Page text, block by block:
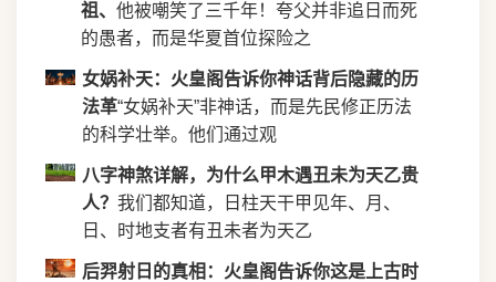
祖、 他被嘲笑了三千年！夸父并非追日而死
的愚者，而是华夏首位探险之
女娲补天：火皇阁告诉你神话背后隐藏的历
法革“女娲补天”非神话，而是先民修正历法
的科学壮举。他们通过观
八字神煞详解，为什么甲木遇丑未为天乙贵
人？ 我们都知道，日柱天干甲见年、月、
日、时地支者有丑未者为天乙
后羿射日的真相：火皇阁告诉你这是上古时